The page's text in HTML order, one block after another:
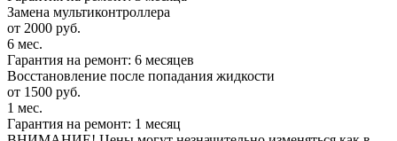
Замена мультиконтроллера
от 2000 руб.
6 мес.
Гарантия на ремонт: 6 месяцев
Восстановление после попадания жидкости
от 1500 руб.
1 мес.
Гарантия на ремонт: 1 месяц